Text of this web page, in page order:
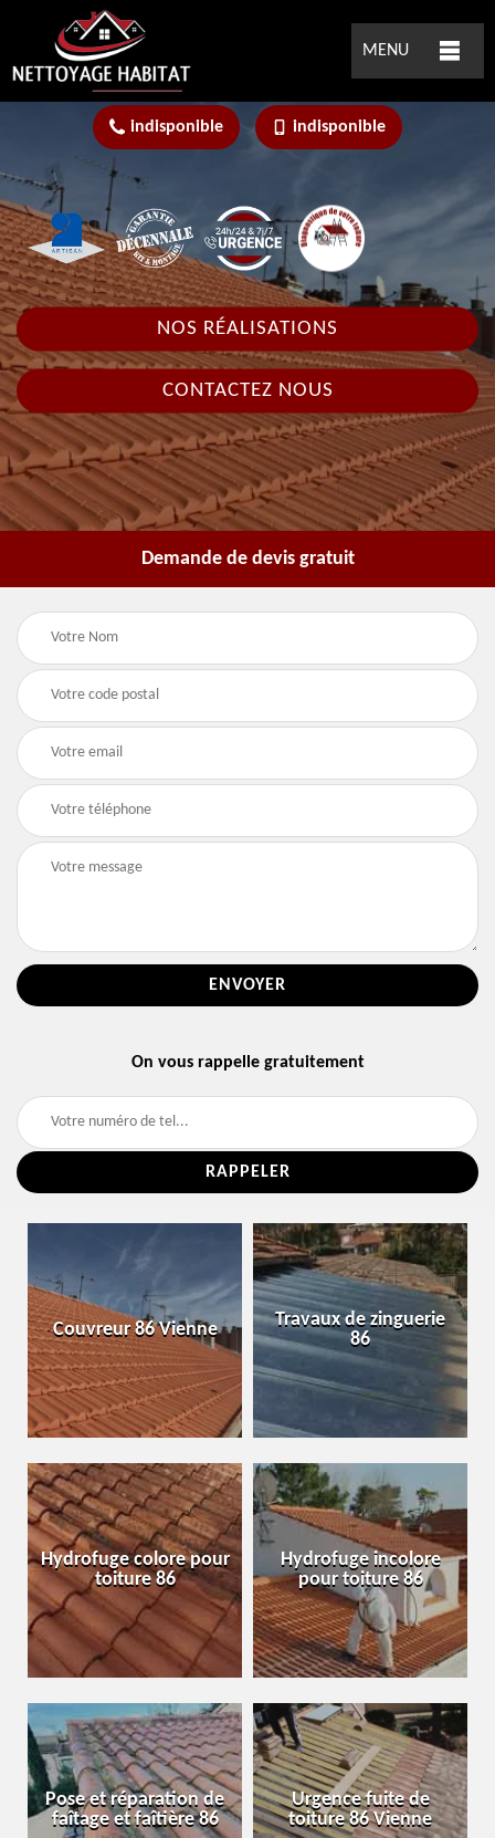
MENU
indisponible indisponible
NOS RÉALISATIONS
CONTACTEZ NOUS
Demande de devis gratuit
On vous rappelle gratuitement
Couvreur 86 Vienne
Travaux de zinguerie
86
Hydrofuge colore pour
toiture 86
Hydrofuge incolore
pour toiture 86
Pose et réparation de
faîtage et faîtière 86
Urgence fuite de
toiture 86 Vienne